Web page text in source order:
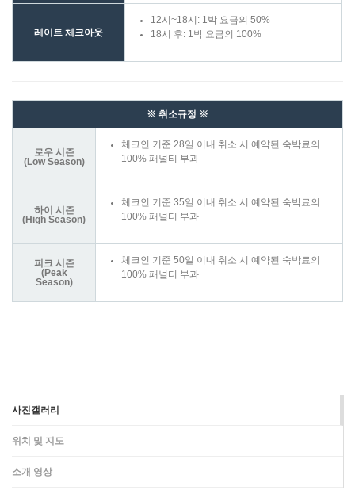
레이트 체크아웃
12시~18시: 1박 요금의 50%
18시 후: 1박 요금의 100%
※ 취소규정 ※
로우 시즌
(Low Season)
체크인 기준 28일 이내 취소 시 예약된 숙박료의
100% 패널티 부과
하이 시즌
(High Season)
체크인 기준 35일 이내 취소 시 예약된 숙박료의
100% 패널티 부과
피크 시즌
(Peak
Season)
체크인 기준 50일 이내 취소 시 예약된 숙박료의
100% 패널티 부과
사진갤러리
위치 및 지도
소개 영상